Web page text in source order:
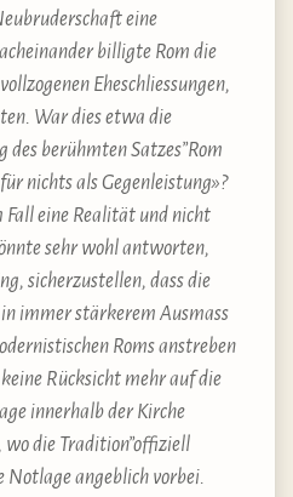
eine
billigte Rom die
Eheschliessungen,
War dies etwa die
berühmten Satzes”Rom
nichts als Gegenleistung»?
Fall eine Realität und nicht
sehr wohl antworten,
sicherzustellen, dass die
immer stärkerem Ausmass
Roms anstreben
Rücksicht mehr auf die
innerhalb der Kirche
wo die Tradition”offiziell
angeblich vorbei.